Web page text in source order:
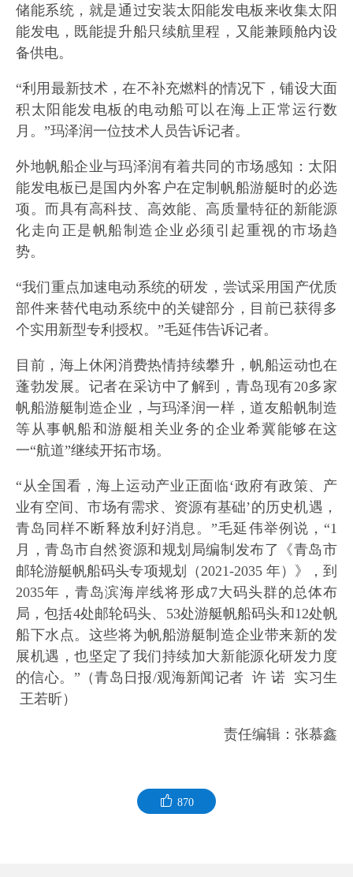
储能系统，就是通过安装太阳能发电板来收集太阳
能发电，既能提升船只续航里程，又能兼顾舱内设
备供电。
“利用最新技术，在不补充燃料的情况下，铺设大面
积太阳能发电板的电动船可以在海上正常运行数
月。”玛泽润一位技术人员告诉记者。
外地帆船企业与玛泽润有着共同的市场感知：太阳
能发电板已是国内外客户在定制帆船游艇时的必选
项。而具有高科技、高效能、高质量特征的新能源
化走向正是帆船制造企业必须引起重视的市场趋
势。
“我们重点加速电动系统的研发，尝试采用国产优质
部件来替代电动系统中的关键部分，目前已获得多
个实用新型专利授权。”毛延伟告诉记者。
目前，海上休闲消费热情持续攀升，帆船运动也在
蓬勃发展。记者在采访中了解到，青岛现有20多家
帆船游艇制造企业，与玛泽润一样，道友船帆制造
等从事帆船和游艇相关业务的企业希冀能够在这
一“航道”继续开拓市场。
“从全国看，海上运动产业正面临‘政府有政策、产
业有空间、市场有需求、资源有基础’的历史机遇，
青岛同样不断释放利好消息。”毛延伟举例说，“1
月，青岛市自然资源和规划局编制发布了《青岛市
邮轮游艇帆船码头专项规划（2021-2035 年）》，到
2035年，青岛滨海岸线将形成7大码头群的总体布
局，包括4处邮轮码头、53处游艇帆船码头和12处帆
船下水点。这些将为帆船游艇制造企业带来新的发
展机遇，也坚定了我们持续加大新能源化研发力度
的信心。”（青岛日报/观海新闻记者 许 诺 实习生
王若昕）
责任编辑：张慕鑫
870